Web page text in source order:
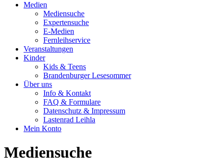
Medien
Mediensuche
Expertensuche
E-Medien
Fernleihservice
Veranstaltungen
Kinder
Kids & Teens
Brandenburger Lesesommer
Über uns
Info & Kontakt
FAQ & Formulare
Datenschutz & Impressum
Lastenrad Leihla
Mein Konto
Mediensuche